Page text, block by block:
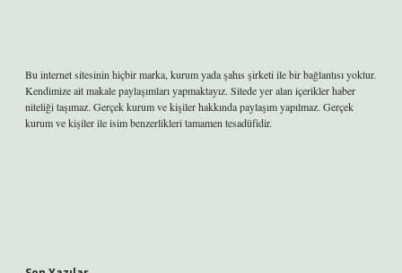
Bu internet sitesinin hiçbir marka, kurum yada şahıs şirketi ile bir bağlantısı yoktur.
Kendimize ait makale paylaşımları yapmaktayız. Sitede yer alan içerikler haber
niteliği taşımaz. Gerçek kurum ve kişiler hakkında paylaşım yapılmaz. Gerçek
kurum ve kişiler ile isim benzerlikleri tamamen tesadüfidir.